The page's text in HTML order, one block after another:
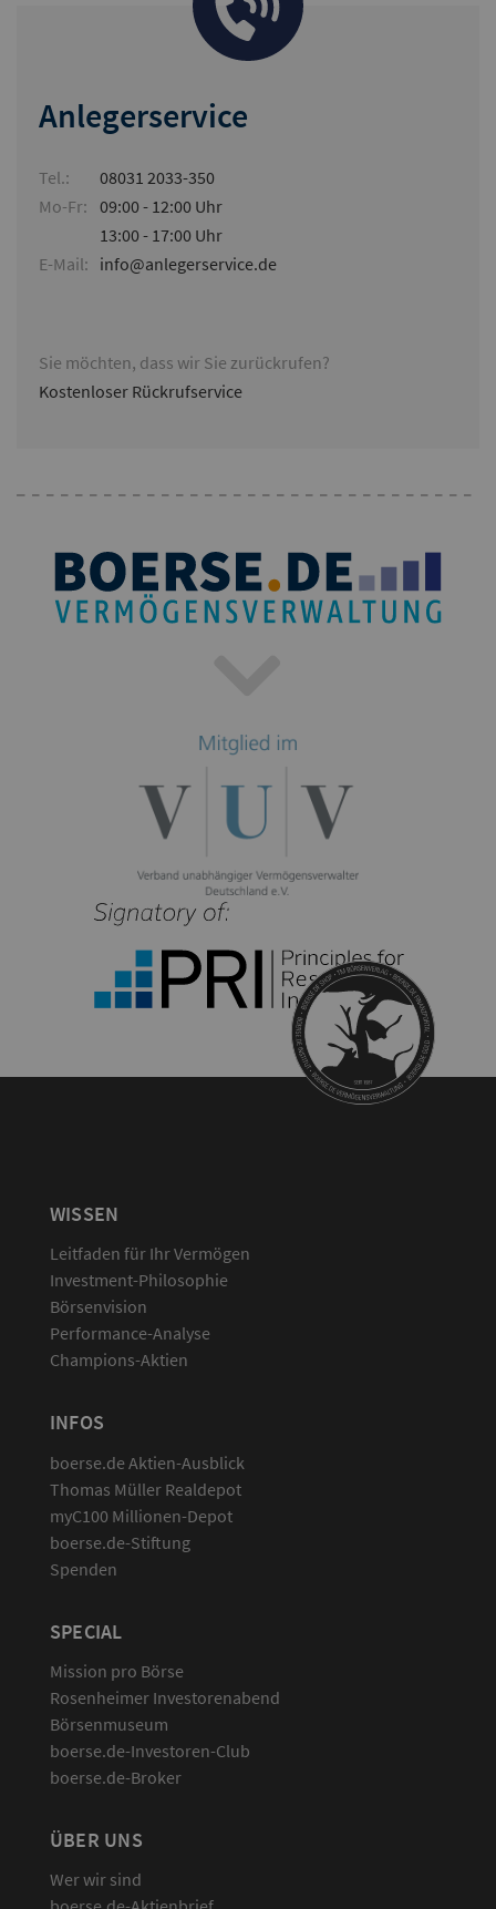
Anlegerservice
Tel.:
08031 2033-350
Mo-Fr: 09:00 - 12:00 Uhr
13:00 - 17:00 Uhr
E-Mail: info@anlegerservice.de
Sie möchten, dass wir Sie zurückrufen?
Kostenloser Rückrufservice
WISSEN
Leitfaden für Ihr Vermögen
Investment-Philosophie
Börsenvision
Performance-Analyse
Champions-Aktien
INFOS
boerse.de Aktien-Ausblick
Thomas Müller Realdepot
myC100 Millionen-Depot
boerse.de-Stiftung
Spenden
SPECIAL
Mission pro Börse
Rosenheimer Investorenabend
Börsenmuseum
boerse.de-Investoren-Club
boerse.de-Broker
ÜBER UNS
Wer wir sind